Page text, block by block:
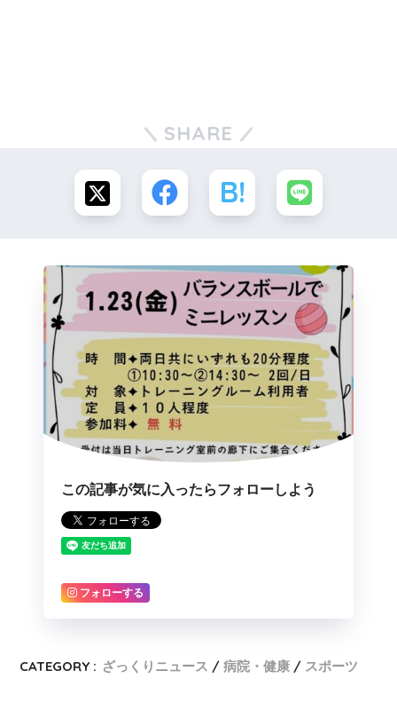
SHARE
この記事が気に入ったらフォローしよう
フォローする
CATEGORY : ざっくりニュース 病院・健康 スポーツ